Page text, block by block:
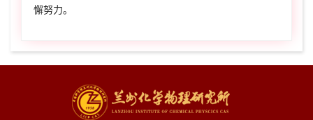
懈努力。